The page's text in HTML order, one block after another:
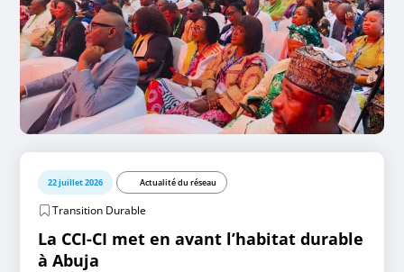
22 juillet 2026 Actualité du réseau
Transition Durable
La CCI-CI met en avant l’habitat durable
à Abuja